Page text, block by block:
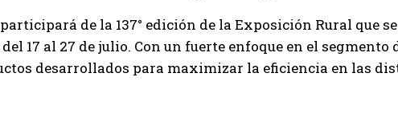
de la 137° edición de la Exposición Rural que
17 al 27 de julio. Con un fuerte enfoque en el
desarrollados para maximizar la eficiencia en las